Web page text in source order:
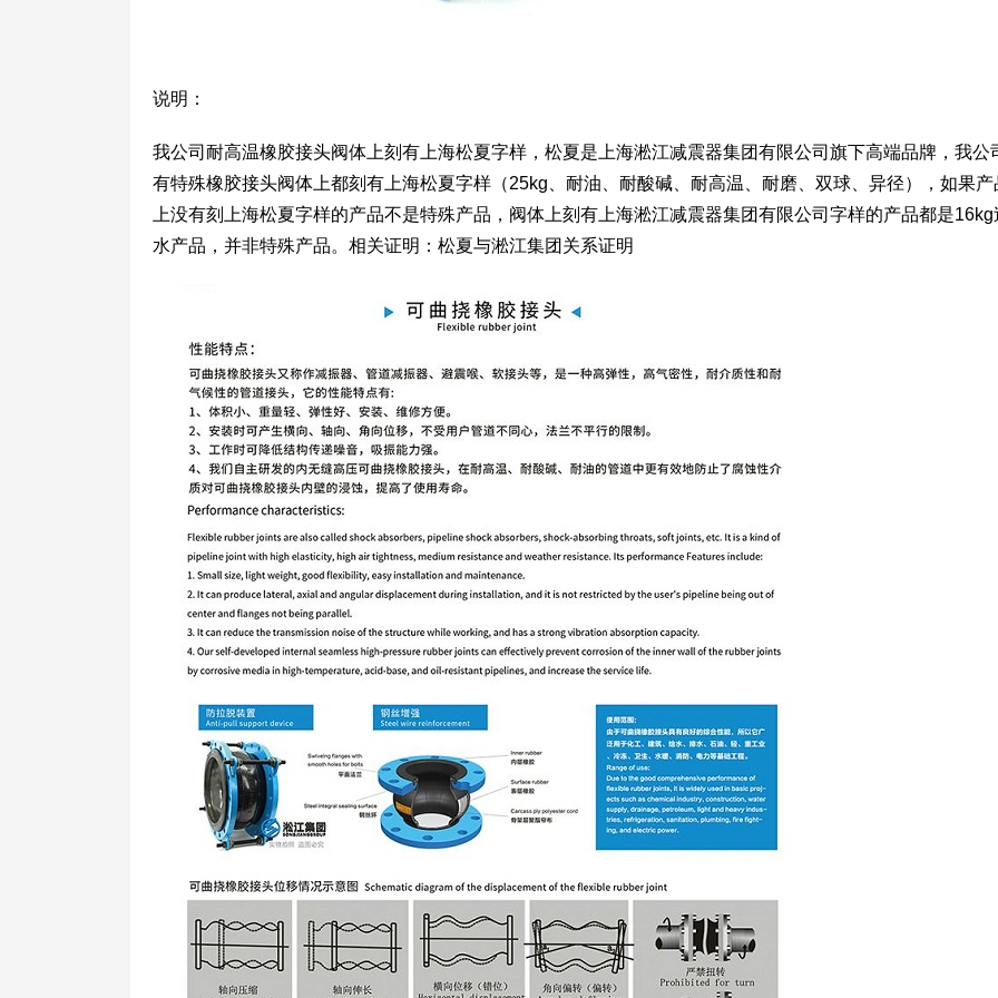
说明：
我公司耐高温橡胶接头阀体上刻有上海松夏字样，松夏是上海淞江减震器集团有限公司旗下高端品牌，我公
有特殊橡胶接头阀体上都刻有上海松夏字样（25kg、耐油、耐酸碱、耐高温、耐磨、双球、异径），如果产
上没有刻上海松夏字样的产品不是特殊产品，阀体上刻有上海淞江减震器集团有限公司字样的产品都是16kg
水产品，并非特殊产品。相关证明：松夏与淞江集团关系证明